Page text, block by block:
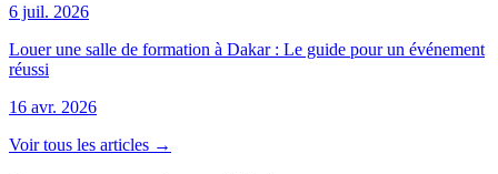
6 juil. 2026
Louer une salle de formation à Dakar : Le guide pour un événement
réussi
16 avr. 2026
Voir tous les articles →